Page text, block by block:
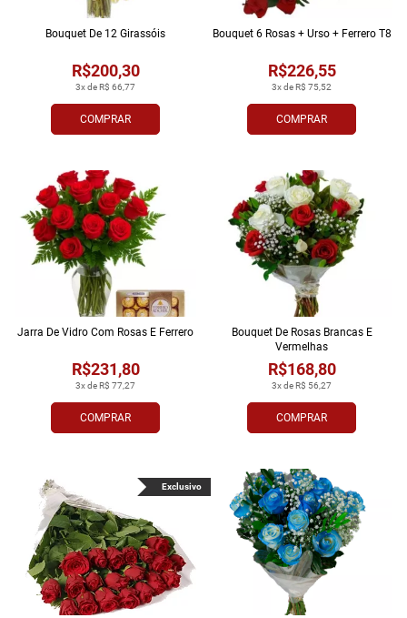
COMPRAR
3x de R$ 66,77
R$200,30
Bouquet De 12 Girassóis
COMPRAR
3x de R$ 75,52
R$226,55
Bouquet 6 Rosas + Urso + Ferrero T8
COMPRAR
3x de R$ 77,27
R$231,80
Jarra De Vidro Com Rosas E Ferrero
COMPRAR
3x de R$ 56,27
R$168,80
Bouquet De Rosas Brancas E
Vermelhas
Exclusivo